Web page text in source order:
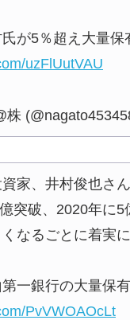
が5％超え大量
uzFlUutVAU
家、井村俊也さ
突破、2020年に5
なるごとに着実
一銀行の大量保
PvVWOAOcLt